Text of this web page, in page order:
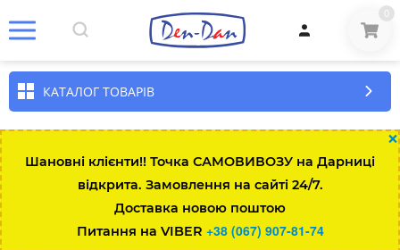
0
КАТАЛОГ ТОВАРІВ
×
Шановні клієнти!! Точка САМОВИВОЗУ на Дарниці
відкрита. Замовлення на сайті 24/7.
Доставка новою поштою
Питання на VIBER +38 (067) 907-81-74